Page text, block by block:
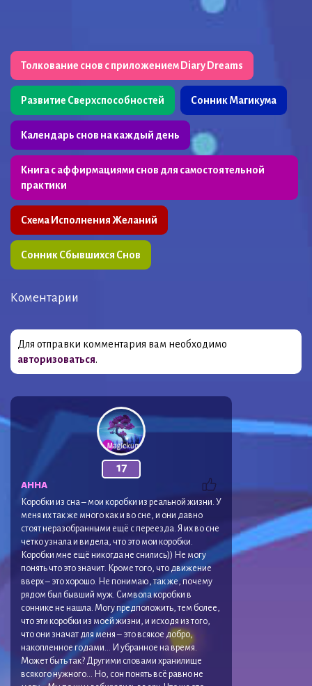
Толкование снов с приложением Diary Dreams
Развитие Сверхспособностей Сонник Магикума
Календарь снов на каждый день
Книга с аффирмациями снов для самостоятельной
практики
Схема Исполнения Желаний
Сонник Сбывшихся Снов
Коментарии
Для отправки комментария вам необходимо
авторизоваться.
17
АННА
Коробки из сна – мои коробки из реальной жизни. У
меня их так же много как и во сне, и они давно
стоят неразобранными ещё с переезда. Я их во сне
четко узнала и видела, что это мои коробки.
Коробки мне ещё никогда не снились)) Не могу
понять что это значит. Кроме того, что движение
вверх – это хорошо. Не понимаю, так же, почему
рядом был бывший муж. Символа коробки в
соннике не нашла. Могу предположить, тем более,
что эти коробки из моей жизни, и исходя из того,
что они значат для меня – это всякое добро,
накопленное годами… И убранное на время.
Может быть так? Другими словами хранилище
всякого нужного… Но, сон понять всё равно не